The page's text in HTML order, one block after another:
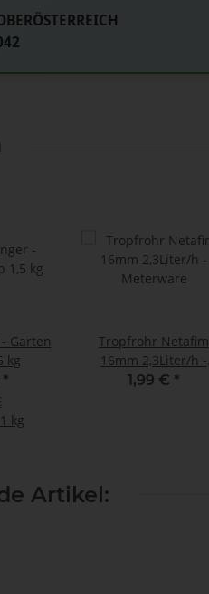
Garten
kg
*
kg
Tropfrohr Netafim
16mm 2,3Liter/h -
Meterware
1,99 € *
Artikel: